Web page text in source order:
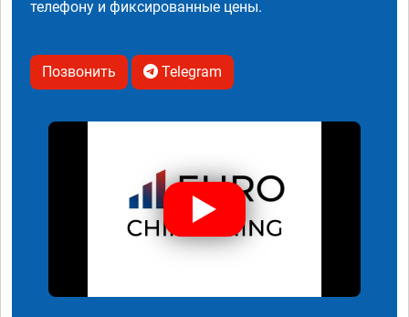
телефону и фиксированные цены.
Позвонить Telegram